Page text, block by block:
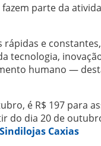
parte da
e
tecnologia,
humano —
é R$ 197 para
do dia 20 de
Caxias